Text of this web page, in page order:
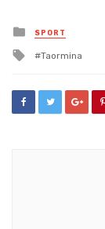
Posted
in
SPORT
Tagged
Taormina